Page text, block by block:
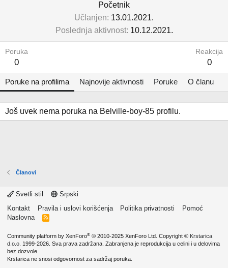
Početnik
Učlanjen 13.01.2021.
Poslednja aktivnost 10.12.2021.
Poruka
0
Reakcija
0
Poruke na profilima Najnovije aktivnosti Poruke O članu
Još uvek nema poruka na Belville-boy-85 profilu.
Članovi
Svetli stil
Srpski
Kontakt
Pravila i uslovi korišćenja Politika privatnosti
Pomoć
Naslovna
R
Community platform by XenForo® © 2010-2025 XenForo Ltd. Copyright © Krstarica
d.o.o. 1999-2026. Sva prava zadržana. Zabranjena je reprodukcija u celini i u delovima
bez dozvole.
Krstarica ne snosi odgovornost za sadržaj poruka.